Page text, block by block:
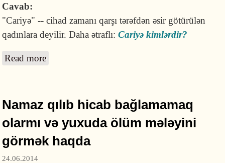
Cavab:
"Cariyə" -- cihad zamanı qarşı tərəfdən əsir götürülən
qadınlara deyilir. Daha ətraflı:Cariyə kimlərdir?
Read more
Namaz qılıb hicab bağlamamaq
olarmı və yuxuda ölüm mələyini
görmək haqda
24.06.2014